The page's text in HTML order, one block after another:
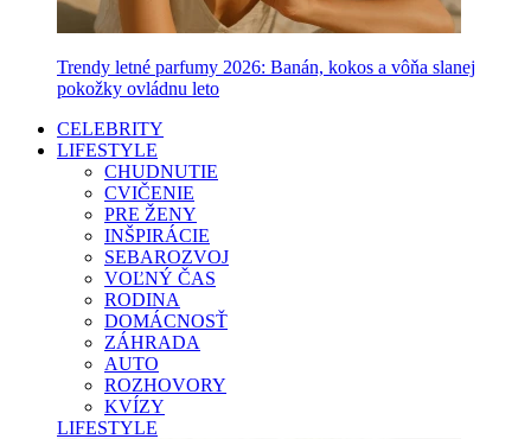
Trendy letné parfumy 2026: Banán, kokos a vôňa slanej
pokožky ovládnu leto
CELEBRITY
LIFESTYLE
CHUDNUTIE
CVIČENIE
PRE ŽENY
INŠPIRÁCIE
SEBAROZVOJ
VOĽNÝ ČAS
RODINA
DOMÁCNOSŤ
ZÁHRADA
AUTO
ROZHOVORY
KVÍZY
LIFESTYLE